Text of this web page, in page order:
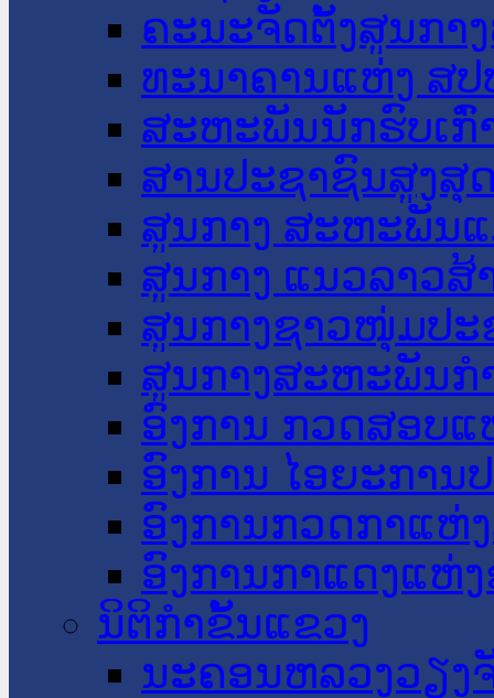
ຄະນະຈັດຕັ້ງສູນກາ
ທະນາຄານແຫ່ງ ສປ
ສະຫະພັນນັກຮົບເກົ່
ສານປະຊາຊົນສູງສຸ
ສູນກາງ ສະຫະພັນ
ສູນກາງ ແນວລາວສ້
ສູນກາງຊາວໜຸ່ມປະ
ສູນກາງສະຫະພັນກ
ອົງການ ກວດສອບແ
ອົງການ ໄອຍະການ
ອົງການກວດກາແຫ່
ອົງການກາແດງແຫ່
ນິຕິກໍາຂັ້ນແຂວງ
ນະ​ຄອນ​ຫລວງວຽງ